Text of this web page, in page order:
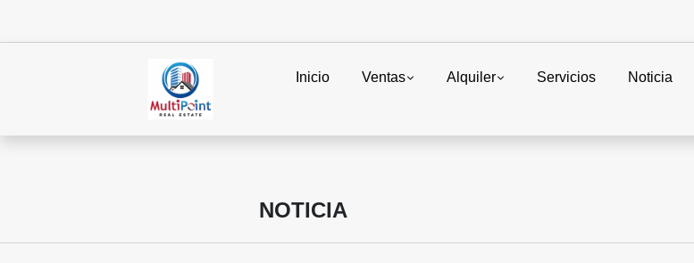
Inicio Ventas Alquiler Servicios Noticia
NOTICIA